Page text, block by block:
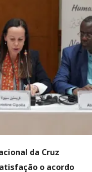
da Cruz
o acordo